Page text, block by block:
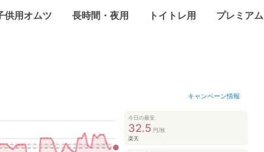
供用オムツ 長時間・夜用 トイトレ用 プレミアム
キャンペーン情報
今日の最安
32.5 円/枚
楽天